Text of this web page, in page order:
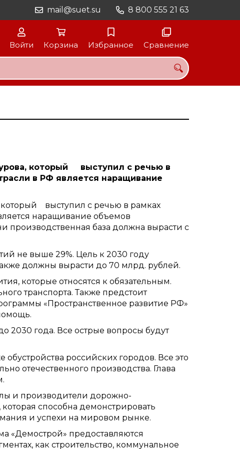
8 800 555 21 63
mail@suet.su
Войти Корзина Избранное Сравнение
который выступил с речью в
в РФ является наращивание
выступил с речью в рамках
наращивание объемов
производственная база должна вырасти с
не выше 29%. Цель к 2030 году
должны вырасти до 70 млрд. рублей.
которые относятся к обязательным.
транспорта. Также предстоит
«Пространственное развитие РФ»
2030 года. Все острые вопросы будут
российских городов. Все это
отечественного производства. Глава
и производители дорожно-
способна демонстрировать
и успехи на мировом рынке.
«Демострой» предоставляются
как строительство, коммунальное